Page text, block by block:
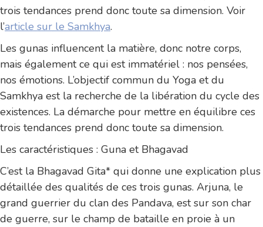
trois tendances prend donc toute sa dimension. Voir
l’article sur le Samkhya.
Les gunas influencent la matière, donc notre corps,
mais également ce qui est immatériel : nos pensées,
nos émotions. L’objectif commun du Yoga et du
Samkhya est la recherche de la libération du cycle des
existences. La démarche pour mettre en équilibre ces
trois tendances prend donc toute sa dimension.
Les caractéristiques : Guna et Bhagavad
C’est la Bhagavad Gita* qui donne une explication plus
détaillée des qualités de ces trois gunas. Arjuna, le
grand guerrier du clan des Pandava, est sur son char
de guerre, sur le champ de bataille en proie à un